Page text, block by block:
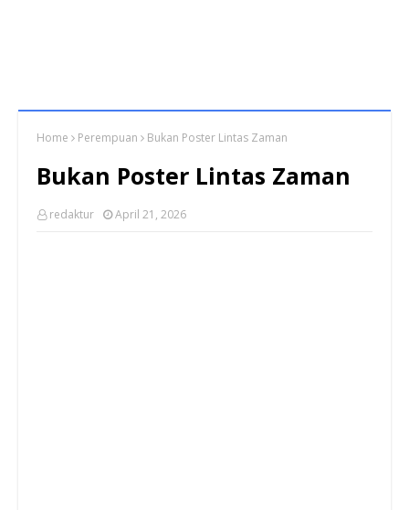
Home Perempuan Bukan Poster Lintas Zaman
Bukan Poster Lintas Zaman
redaktur April 21, 2026